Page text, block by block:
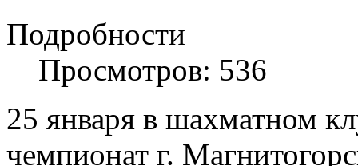
Подробности
Просмотров: 536
25 января в шахматном
чемпионат г.